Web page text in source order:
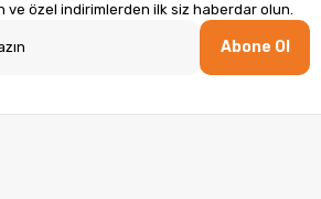
ve özel indirimlerden ilk siz haberdar olun.
Abone Ol